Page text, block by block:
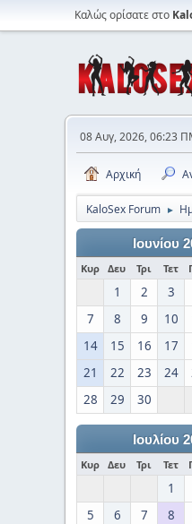
Καλώς ορίσατε στο
08 Αυγ, 2026, 06:23
Αρχική
KaloSex Forum ►
Ιουνίου
Κυρ Δευ Τρι Τετ
1 2 3
7
8 9 10
14
15 16 17
21
22 23 24
28
29 30
Ιουλίου
Κυρ Δευ Τρι Τετ
1
5
6 7 8